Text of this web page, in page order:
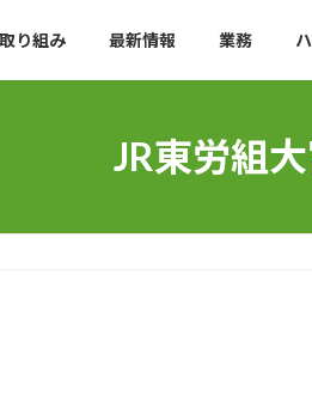
取り組み 最新情報 業務
JR東労組